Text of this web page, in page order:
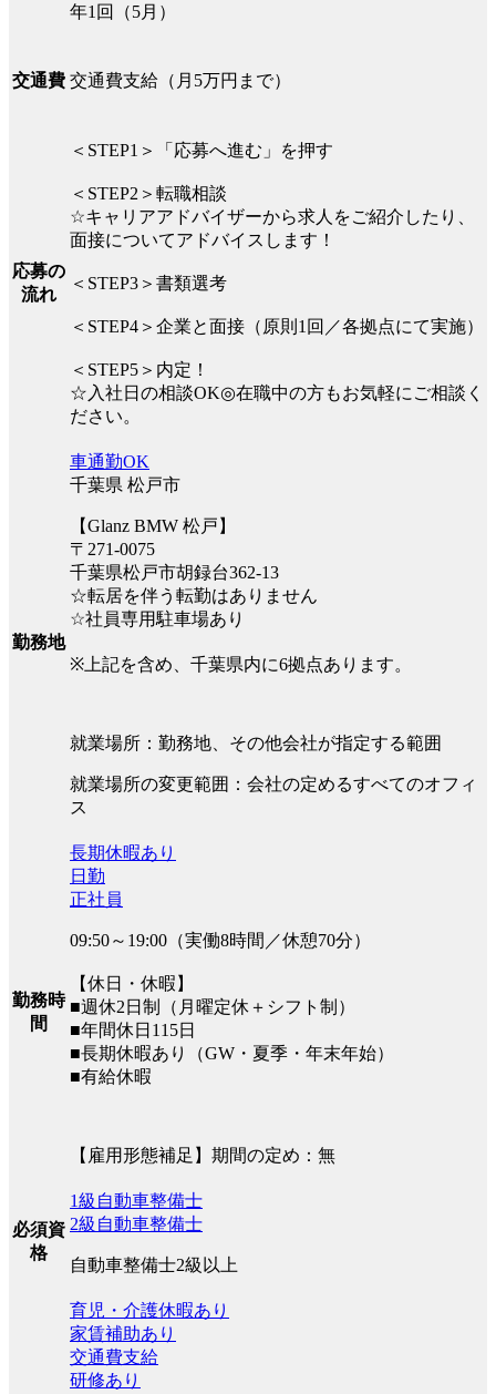
年1回（5月）
交通費 交通費支給（月5万円まで）
応募の
流れ
＜STEP1＞「応募へ進む」を押す
＜STEP2＞転職相談
☆キャリアアドバイザーから求人をご紹介したり、
面接についてアドバイスします！
＜STEP3＞書類選考
＜STEP4＞企業と面接（原則1回／各拠点にて実施）
＜STEP5＞内定！
☆入社日の相談OK◎在職中の方もお気軽にご相談く
ださい。
勤務地
車通勤OK
千葉県 松戸市
【Glanz BMW 松戸】
〒271-0075
千葉県松戸市胡録台362-13
☆転居を伴う転勤はありません
☆社員専用駐車場あり
※上記を含め、千葉県内に6拠点あります。
就業場所：勤務地、その他会社が指定する範囲
就業場所の変更範囲：会社の定めるすべてのオフィ
ス
勤務時
間
長期休暇あり
日勤
正社員
09:50～19:00（実働8時間／休憩70分）
【休日・休暇】
■週休2日制（月曜定休＋シフト制）
■年間休日115日
■長期休暇あり（GW・夏季・年末年始）
■有給休暇
【雇用形態補足】期間の定め：無
必須資
格
1級自動車整備士
2級自動車整備士
自動車整備士2級以上
育児・介護休暇あり
家賃補助あり
交通費支給
研修あり